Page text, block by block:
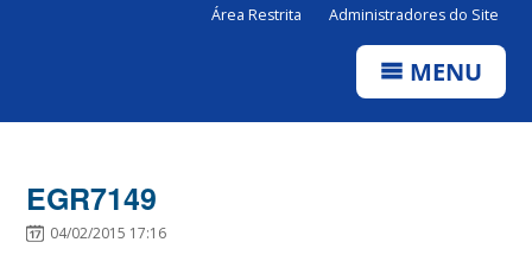
Área Restrita Administradores do Site
MENU
EGR7149
04/02/2015 17:16